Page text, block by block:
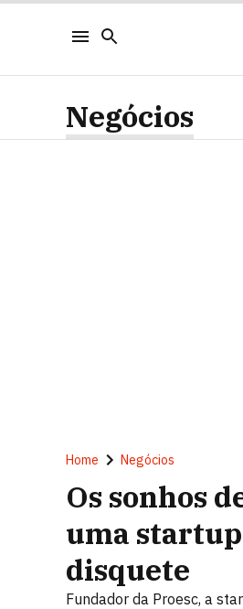
Negócios
Home Negócios
Os sonhos
uma
disquete
Fundador da Proesc, a